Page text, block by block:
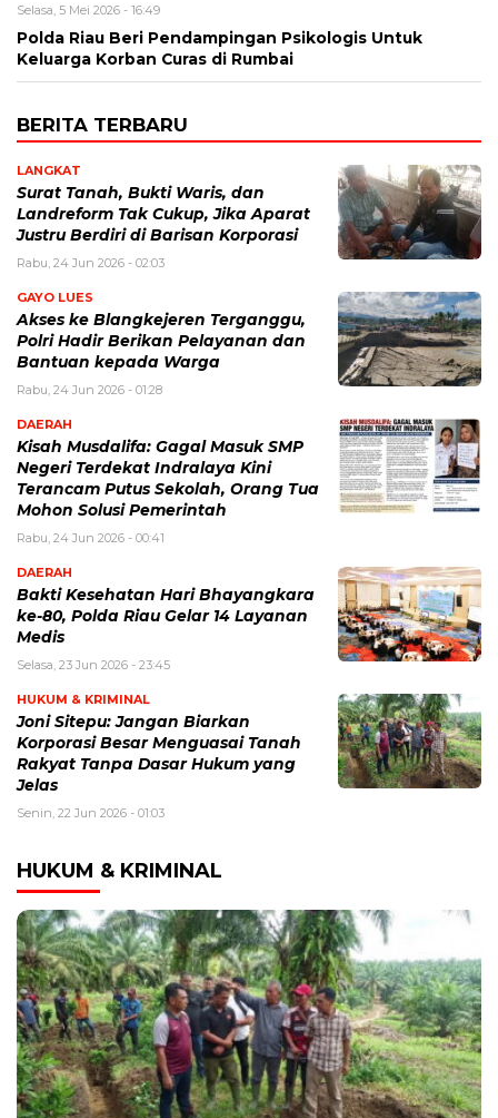
Selasa, 5 Mei 2026 - 16:49
Polda Riau Beri Pendampingan Psikologis Untuk
Keluarga Korban Curas di Rumbai
BERITA TERBARU
LANGKAT
Surat Tanah, Bukti Waris, dan
Landreform Tak Cukup, Jika Aparat
Justru Berdiri di Barisan Korporasi
Rabu, 24 Jun 2026 - 02:03
GAYO LUES
Akses ke Blangkejeren Terganggu,
Polri Hadir Berikan Pelayanan dan
Bantuan kepada Warga
Rabu, 24 Jun 2026 - 01:28
DAERAH
Kisah Musdalifa: Gagal Masuk SMP
Negeri Terdekat Indralaya Kini
Terancam Putus Sekolah, Orang Tua
Mohon Solusi Pemerintah
Rabu, 24 Jun 2026 - 00:41
DAERAH
Bakti Kesehatan Hari Bhayangkara
ke-80, Polda Riau Gelar 14 Layanan
Medis
Selasa, 23 Jun 2026 - 23:45
HUKUM & KRIMINAL
Joni Sitepu: Jangan Biarkan
Korporasi Besar Menguasai Tanah
Rakyat Tanpa Dasar Hukum yang
Jelas
Senin, 22 Jun 2026 - 01:03
HUKUM & KRIMINAL